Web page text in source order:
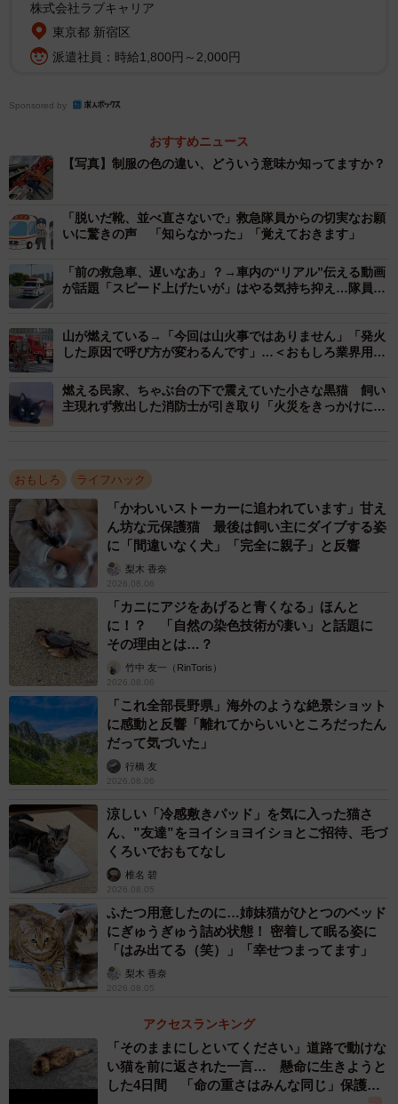
れます。
具体的には、119番通報時に意識がない、呼吸ができない、
れる場合に、必要に応じて消防隊も現場に駆けつけ、応急
処置を支援するというものです。
PA連携は他にも、建物内の階段・通路が狭いなどで患者の
搬送が困難な場合や、救急車が近くにいないときにも積極
的に実施。つまり、少しでも早く救助の手を届けるための
重要な連携なのです。
しかし、先に消防車が到着すると「火事じゃない」「救急
車を呼んだんです」と戸惑う人が少なくないのだとか。と
はいえ、緊迫した現場では、丁寧に説明する時間はありま
せん。
そこで京田辺市消防本部では、「緊急時の不安を少しでも
投稿しました。
それにしても、なぜ「ごめんなさい」なのか――。山田さ
んはこう話します。
「119番通報なんて、一生に何度も経験することじゃないで
すよね。そんな不安でたまらないときに、思っていたのと
違う車両が来たらパニックになるのは当然だと思うんで
す」
「だけどそもそも、こうした情報を僕たち消防士がきちん
と伝えてこなかったから現場が混乱する。不安にさせしま
うことも、伝えてこられなかったことも申し訳ないという
思いでした」
消火活動だけじゃない！消防士の仕事とは？
消防車や消防士と聞くと、火災現場での消火活動というイ
メージが先行しますが、消防士には他にも、救急車で急病
人やけが人を病院に搬送する「救急活動」、事故や災害で
動けなくなった人を救助する「救助活動」という人命にか
かわる重要な仕事があります。
て専門の知識と技術を習得した消防隊員のみ。京田辺市消
防本部では、消防車に乗るすべての隊員が救急隊の資格も
取得しているので、基本的に全員が救急活動を行えます。
株式会社ラブキャリア
東京都 新宿区
派遣社員：時給1,800円～2,000円
Sponsored by
おすすめニュース
【写真】制服の色の違い、どういう意味か知ってますか？
「脱いだ靴、並べ直さないで」救急隊員からの切実なお願
いに驚きの声 「知らなかった」「覚えておきます」
「前の救急車、遅いなあ」？→車内の“リアル”伝える動画
が話題「スピード上げたいが」はやる気持ち抑え…隊員の
山が燃えている→「今回は山火事ではありません」「発火
した原因で呼び方が変わるんです」…＜おもしろ業界用
燃える民家、ちゃぶ台の下で震えていた小さな黒猫 飼い
主現れず救出した消防士が引き取り「火災をきっかけに、
おもしろ ライフハック
「かわいいストーカーに追われています」甘え
ん坊な元保護猫 最後は飼い主にダイブする姿
に「間違いなく犬」「完全に親子」と反響
梨木 香奈
2026.08.06
「カニにアジをあげると青くなる」ほんと
に！？ 「自然の染色技術が凄い」と話題に
その理由とは…？
竹中 友一（RinToris）
2026.08.06
「これ全部長野県」海外のような絶景ショット
に感動と反響「離れてからいいところだったん
だって気づいた」
行橋 友
2026.08.06
涼しい「冷感敷きパッド」を気に入った猫さ
ん、”友達”をヨイショヨイショとご招待、毛づ
くろいでおもてなし
椎名 碧
2026.08.05
ふたつ用意したのに…姉妹猫がひとつのベッド
にぎゅうぎゅう詰め状態！ 密着して眠る姿に
「はみ出てる（笑）」「幸せつまってます」
梨木 香奈
2026.08.05
アクセスランキング
「そのままにしといてください」道路で動けな
い猫を前に返された一言… 懸命に生きようと
した4日間 「命の重さはみんな同じ」保護団